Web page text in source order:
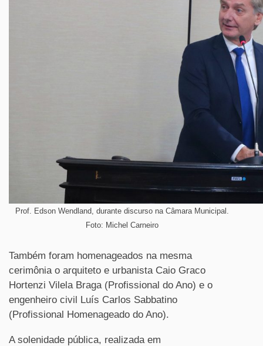
Prof. Edson Wendland, durante discurso na Câmara Municipal.
Foto: Michel Carneiro
Também foram homenageados na mesma
cerimônia o arquiteto e urbanista Caio Graco
Hortenzi Vilela Braga (Profissional do Ano) e o
engenheiro civil Luís Carlos Sabbatino
(Profissional Homenageado do Ano).
A solenidade pública, realizada em